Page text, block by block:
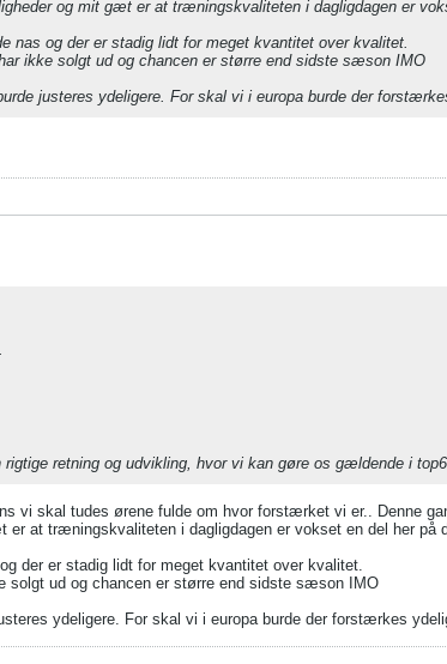
og mit gæt er at træningskvaliteten i dagligdagen er
nas og der er stadig lidt for meget kvantitet over kvalitet.
ikke solgt ud og chancen er større end sidste sæson IMO
justeres ydeligere. For skal vi i europa burde der
retning og udvikling, hvor vi kan gøre os gældende i
vi skal tudes ørene fulde om hvor forstærket vi er.. Denne
at træningskvaliteten i dagligdagen er vokset en del her på
der er stadig lidt for meget kvantitet over kvalitet.
solgt ud og chancen er større end sidste sæson IMO
ydeligere. For skal vi i europa burde der forstærkes